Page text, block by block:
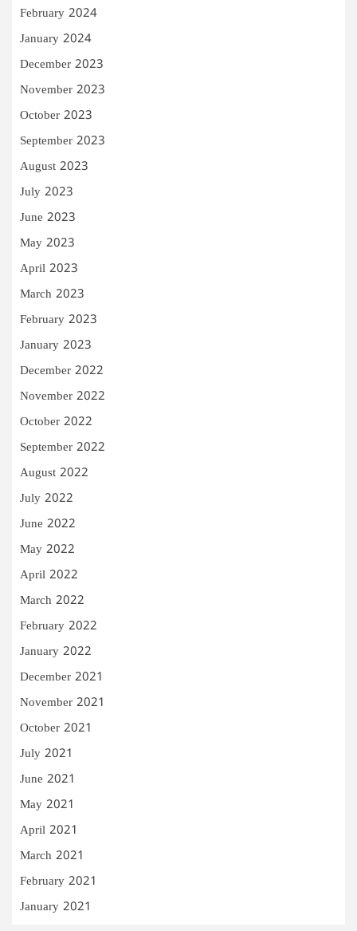
February 2024
January 2024
December 2023
November 2023
October 2023
September 2023
August 2023
July 2023
June 2023
May 2023
April 2023
March 2023
February 2023
January 2023
December 2022
November 2022
October 2022
September 2022
August 2022
July 2022
June 2022
May 2022
April 2022
March 2022
February 2022
January 2022
December 2021
November 2021
October 2021
July 2021
June 2021
May 2021
April 2021
March 2021
February 2021
January 2021